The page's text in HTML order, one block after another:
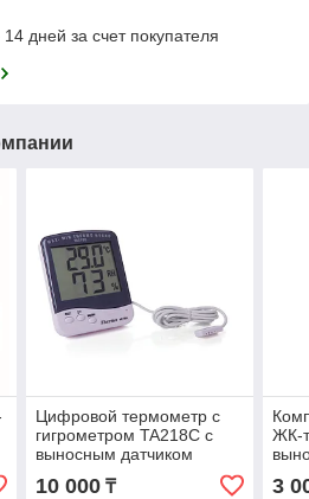
дней за счет покупателя
Цифровой термометр с
гигрометром TA218C с
выносным датчиком
10 000₸
ЖК-
3